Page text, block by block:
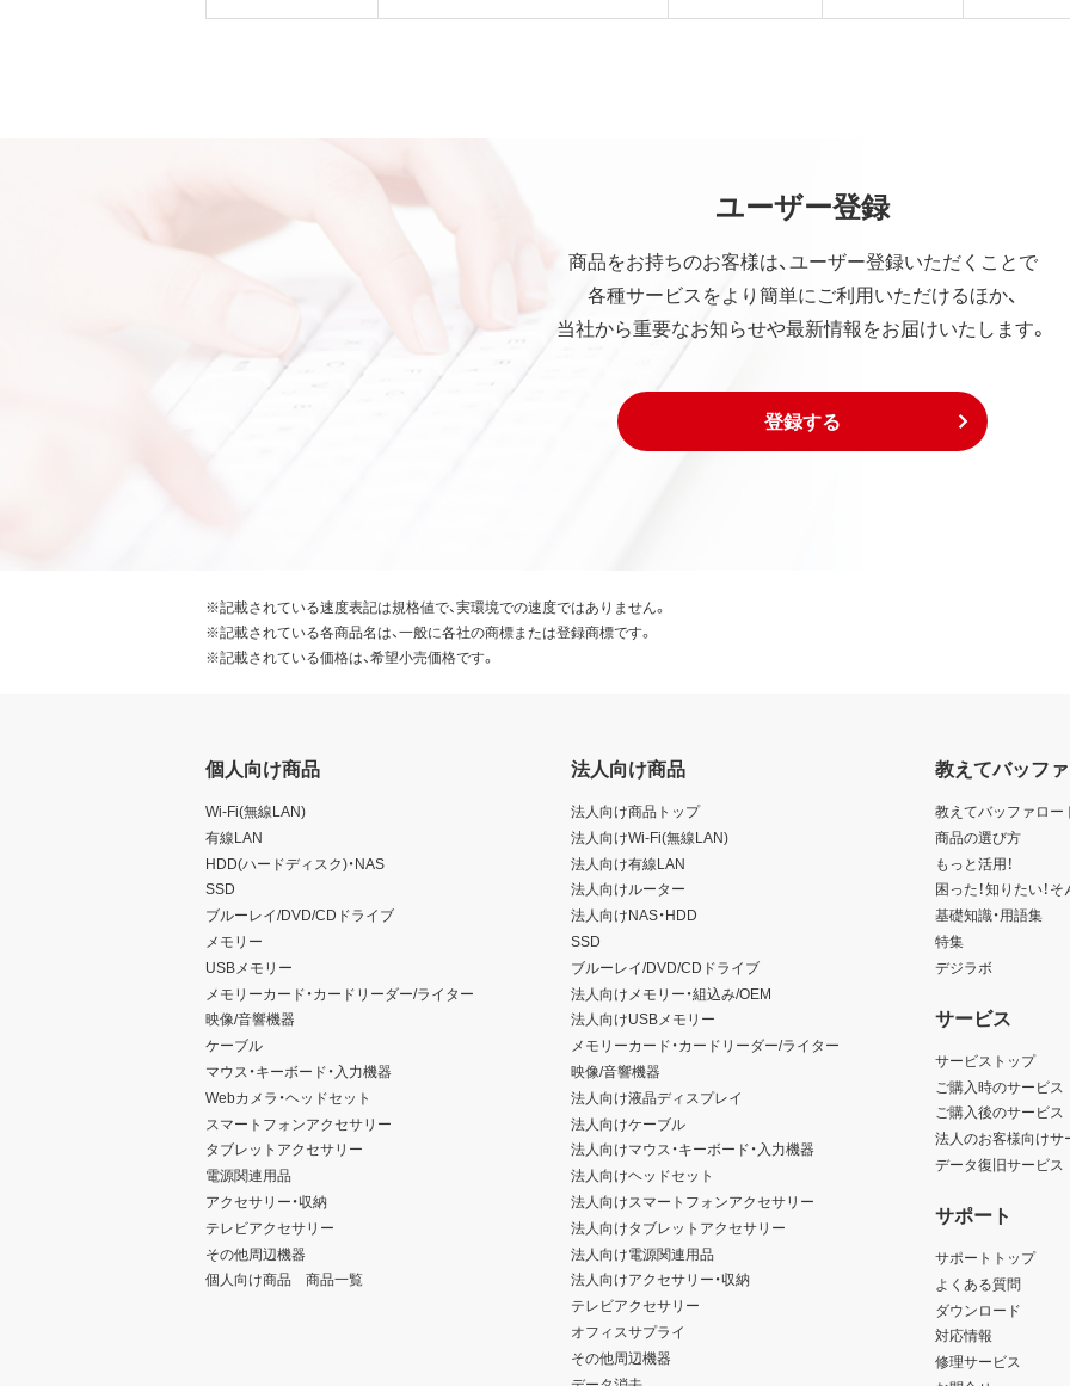
ユーザー登録
商品をお持ちのお客様は、ユーザー登録いただくことで
各種サービスをより簡単にご利用いただけるほか、
当社から重要なお知らせや最新情報をお届けいたします。
登録する
※記載されている速度表記は規格値で、実環境での速度ではありません。
※記載されている各商品名は、一般に各社の商標または登録商標です。
※記載されている価格は、希望小売価格です。
個人向け商品
Wi-Fi(無線LAN)
有線LAN
HDD(ハードディスク)・NAS
SSD
ブルーレイ/DVD/CDドライブ
メモリー
USBメモリー
メモリーカード・カードリーダー/ライター
映像/音響機器
ケーブル
マウス・キーボード・入力機器
Webカメラ・ヘッドセット
スマートフォンアクセサリー
タブレットアクセサリー
電源関連用品
アクセサリー・収納
テレビアクセサリー
その他周辺機器
個人向け商品 商品一覧
法人向け商品
法人向け商品トップ
法人向けWi-Fi(無線LAN)
法人向け有線LAN
法人向けルーター
法人向けNAS・HDD
SSD
ブルーレイ/DVD/CDドライブ
法人向けメモリー・組込み/OEM
法人向けUSBメモリー
メモリーカード・カードリーダー/ライター
映像/音響機器
法人向け液晶ディスプレイ
法人向けケーブル
法人向けマウス・キーボード・入力機器
法人向けヘッドセット
法人向けスマートフォンアクセサリー
法人向けタブレットアクセサリー
法人向け電源関連用品
法人向けアクセサリー・収納
テレビアクセサリー
オフィスサプライ
その他周辺機器
教えてバッフ
教えてバッファロー
商品の選び方
もっと活用！
困った！知りたい！
基礎知識・用語集
特集
デジラボ
サービス
サービストップ
ご購入時のサービス
ご購入後のサービス
法人のお客様向けサ
データ復旧サービス
サポート
サポートトップ
よくある質問
ダウンロード
対応情報
修理サービス